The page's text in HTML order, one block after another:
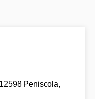
Peniscola,